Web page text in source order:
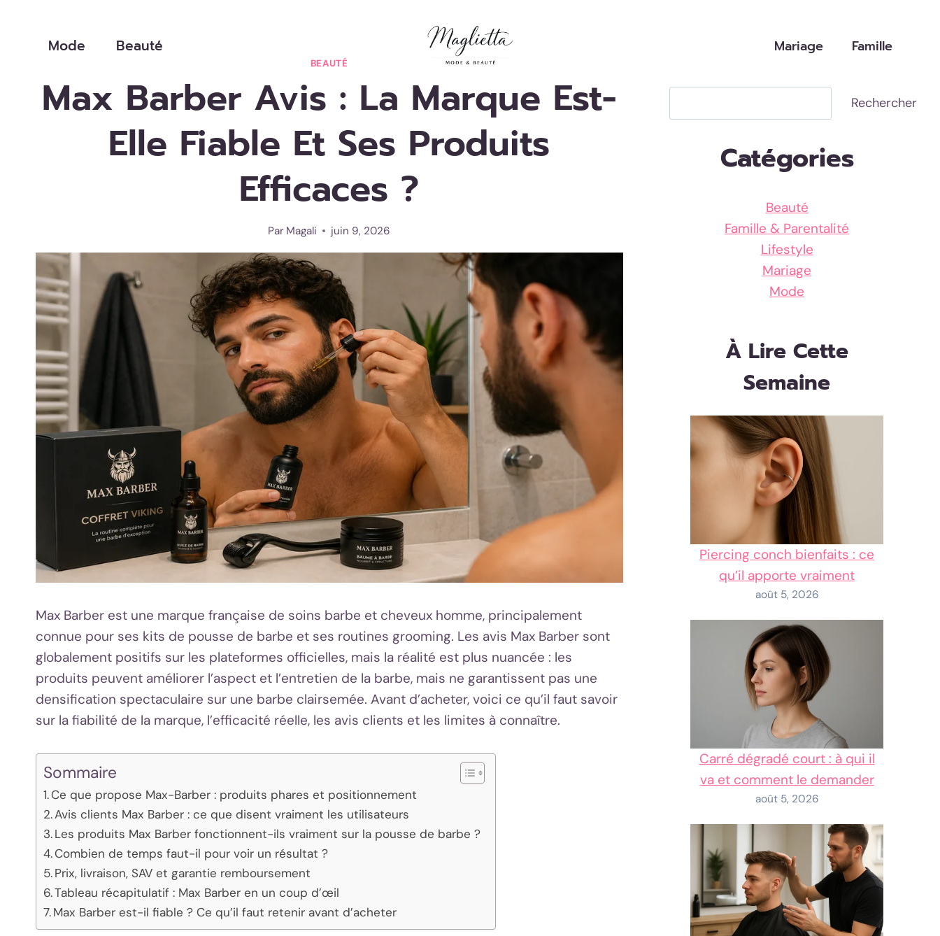
contenuMode Beauté Mariage Famille
BEAUTÉ
Max Barber Avis : La Marque Est-
Elle Fiable Et Ses Produits
Efficaces ?
Par Magali juin 9, 2026
Max Barber est une marque française de soins barbe et cheveux homme, principalement
connue pour ses kits de pousse de barbe et ses routines grooming. Les avis Max Barber sont
globalement positifs sur les plateformes officielles, mais la réalité est plus nuancée : les
produits peuvent améliorer l’aspect et l’entretien de la barbe, mais ne garantissent pas une
densification spectaculaire sur une barbe clairsemée. Avant d’acheter, voici ce qu’il faut savoir
sur la fiabilité de la marque, l’efficacité réelle, les avis clients et les limites à connaître.
Sommaire
Ce que propose Max-Barber : produits phares et positionnement
Avis clients Max Barber : ce que disent vraiment les utilisateurs
Les produits Max Barber fonctionnent-ils vraiment sur la pousse de barbe ?
Combien de temps faut-il pour voir un résultat ?
Prix, livraison, SAV et garantie remboursement
Tableau récapitulatif : Max Barber en un coup d’œil
Max Barber est-il fiable ? Ce qu’il faut retenir avant d’acheter
Rechercher
Catégories
Beauté
Famille & Parentalité
Lifestyle
Mariage
Mode
À Lire Cette
Semaine
Piercing conch bienfaits : ce
qu’il apporte vraiment
août 5, 2026
Carré dégradé court : à qui il
va et comment le demander
août 5, 2026